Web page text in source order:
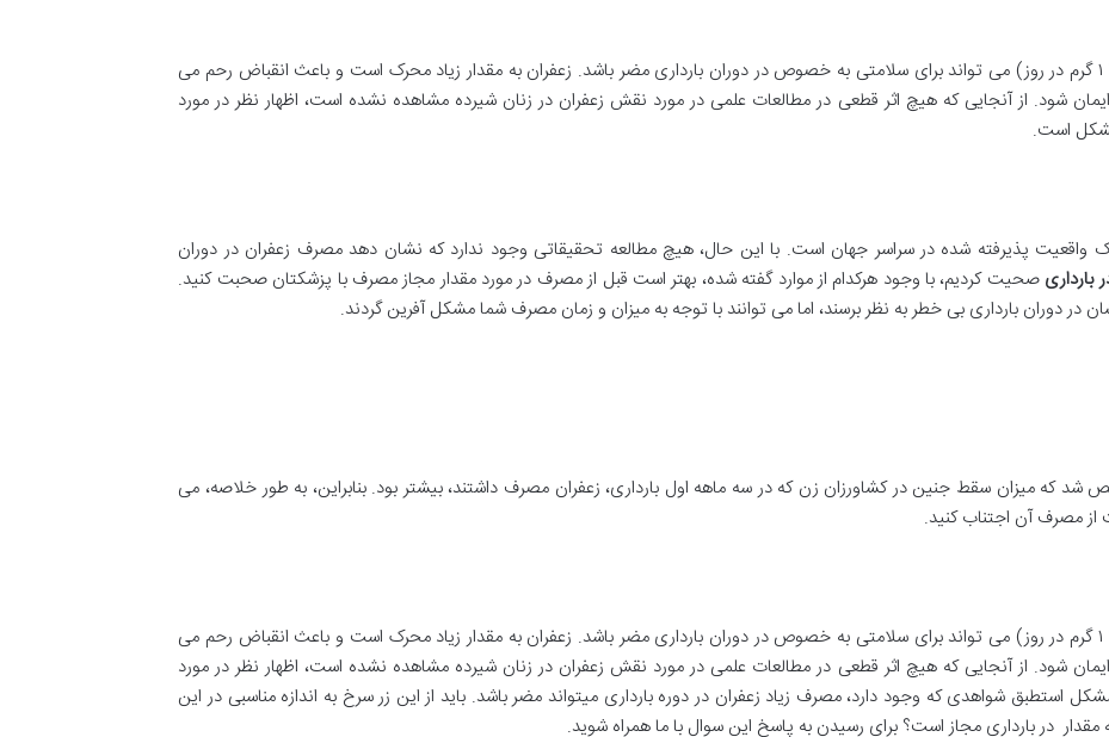
مقدار قابل توجهی زعفران (بیش از ۰. ۵ گرم تا ۱ گرم در روز) می تواند برای سلامتی به خصوص در دوران بارداری مضر باشد. زعفران به مقدار زیاد محرک است و باعث انقباض رحم می
شود. از آنجایی که هیچ اثر قطعی در مطالعات علمی در مورد نقش زعفران در زنان شیرده مشاهده نشده است، اظهار نظر در مورد
است.
واقعیت پذیرفته شده در سراسر جهان است. با این حال، هیچ مطالعه تحقیقاتی وجود ندارد که نشان دهد مصرف زعفران در دوران
بارداری صحیت کردیم، با وجود هرکدام از موارد گفته شده، بهتر است قبل از مصرف در مورد مقدار مجاز مصرف با پزشکتان صحبت کنید.
دوران بارداری بی خطر به نظر برسند، اما می توانند با توجه به میزان و زمان مصرف شما مشکل آفرین گردند.
۲۰۱۴ انجام شد، مشخص شد که میزان سقط جنین در کشاورزان زن که در سه ماهه اول بارداری، زعفران مصرف داشتند، بیشتر بود. بنابراین، به طور خلاصه، می
مصرف آن اجتناب کنید.
مقدار قابل توجهی زعفران (بیش از ۰. ۵ گرم تا ۱ گرم در روز) می تواند برای سلامتی به خصوص در دوران بارداری مضر باشد. زعفران به مقدار زیاد محرک است و باعث انقباض رحم می
شود. از آنجایی که هیچ اثر قطعی در مطالعات علمی در مورد نقش زعفران در زنان شیرده مشاهده نشده است، اظهار نظر در مورد
استطبق شواهدی که وجود دارد، مصرف زیاد زعفران در دوره بارداری میتواند مضر باشد. باید از این زر سرخ به اندازه مناسبی در این
در بارداری مجاز است؟ برای رسیدن به پاسخ این سوال با ما همراه شوید.